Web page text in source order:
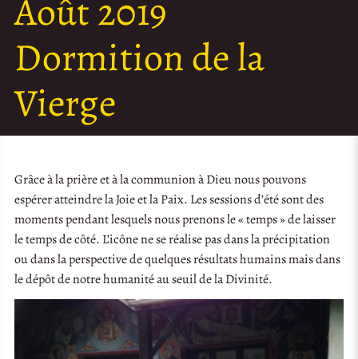
Août 2019
Dormition de la
Vierge
Grâce à la prière et à la communion à Dieu nous pouvons
espérer atteindre la Joie et la Paix. Les sessions d’été sont des
moments pendant lesquels nous prenons le « temps » de laisser
le temps de côté. L’icône ne se réalise pas dans la précipitation
ou dans la perspective de quelques résultats humains mais dans
le dépôt de notre humanité au seuil de la Divinité.